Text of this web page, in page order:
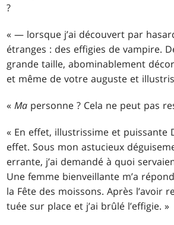
?
« — lorsque j’ai découvert par
étranges : des effigies de vampire.
grande taille, abominablement
et même de votre auguste et
«Ma personne ? Cela ne peut pas
« En effet, illustrissime et puissante
effet. Sous mon astucieux
errante, j’ai demandé à quoi
Une femme bienveillante m’a
la Fête des moissons. Après l’avoir
tuée sur place et j’ai brûlé l’effigie. »